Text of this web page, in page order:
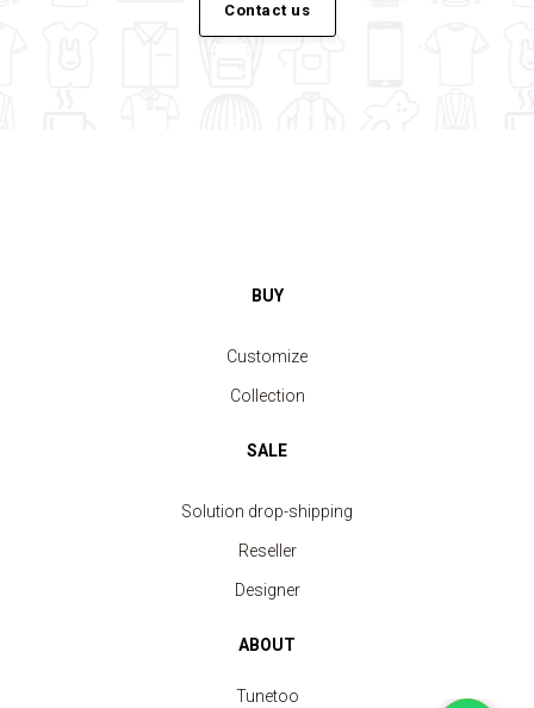
Contact us
BUY
Customize
Collection
SALE
Solution drop-shipping
Reseller
Designer
ABOUT
Tunetoo